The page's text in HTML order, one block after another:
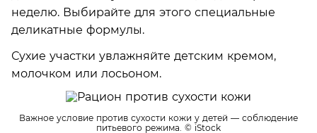
неделю. Выбирайте для этого специальные
деликатные формулы.
Сухие участки увлажняйте детским кремом,
молочком или лосьоном.
Важное условие против сухости кожи у детей — соблюдение
питьевого режима. © iStock